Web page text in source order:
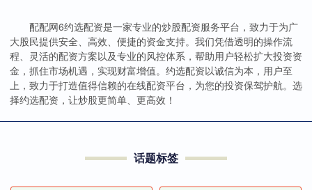
配配网6约选配资是一家专业的炒股配资服务平台，致力于为广
大股民提供安全、高效、便捷的资金支持。我们凭借透明的操作流
程、灵活的配资方案以及专业的风控体系，帮助用户轻松扩大投资资
金，抓住市场机遇，实现财富增值。约选配资以诚信为本，用户至
上，致力于打造值得信赖的在线配资平台，为您的投资保驾护航。选
择约选配资，让炒股更简单、更高效！
话题标签